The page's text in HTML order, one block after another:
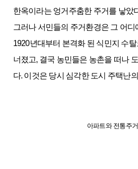
한옥이라는 엉거주춤한 주거를 낳았
그러나 서민들의 주거환경은 그 어
1920년대부터 본격화 된 식민지 수
너졌고, 결국 농민들은 농촌을 떠나
다. 이것은 당시 심각한 도시 주택난
아파트와 전통주거